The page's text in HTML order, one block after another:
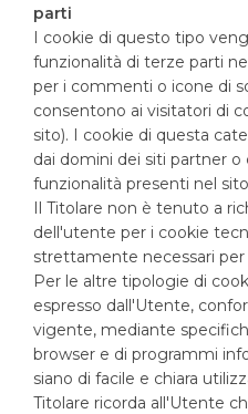
parti
I cookie di questo tipo
funzionalità di terze parti
per i commenti o icone di
consentono ai visitatori di
sito). I cookie di questa
dai domini dei siti partner
funzionalità presenti nel
Il Titolare non è tenuto a
dell'utente per i cookie
strettamente necessari per
Per le altre tipologie di
espresso dall'Utente,
vigente, mediante
browser e di programmi
siano di facile e chiara
Titolare ricorda all'Utente